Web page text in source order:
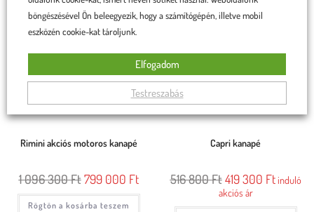
Rimini akciós motoros kanapé
1 096 300Ft 799 000 Ft
Rögtön a kosárba teszem
Capri kanapé
516 800Ft 419 300 Ftinduló
akciós ár
böngészésével Ön beleegyezik, hogy a számítógépén, illetve mobil
eszközén cookie-kat tároljunk.
Testreszabás
Elfogadom